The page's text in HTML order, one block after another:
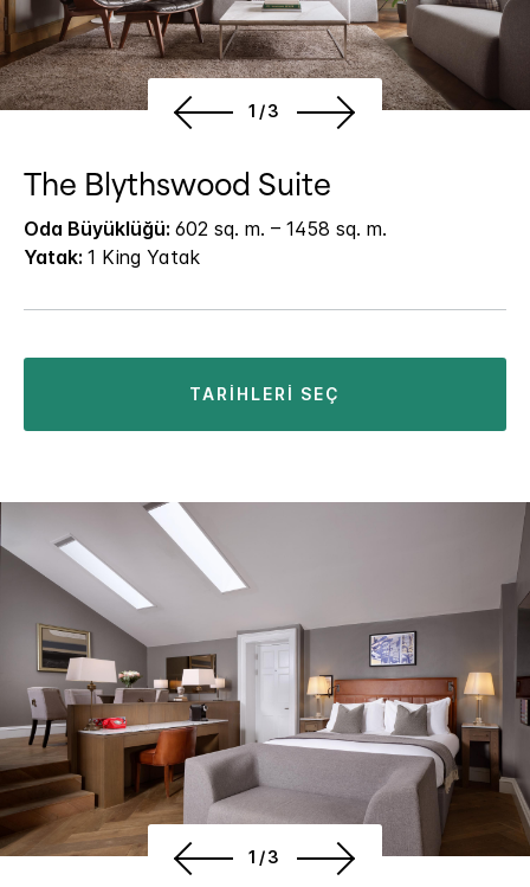
1/3
The Blythswood Suite
Oda Büyüklüğü: 602 sq. m. – 1458 sq. m.
Yatak: 1 King Yatak
TARIHLERI SEÇ
1/3